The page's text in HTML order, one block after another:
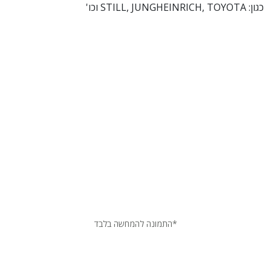
כגון: STILL, JUNGHEINRICH, TOYOTA וכו'
*התמונה להמחשה בלבד